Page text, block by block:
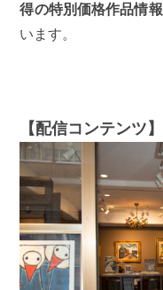
得の特別価格作品情報
います。
【配信コンテンツ】